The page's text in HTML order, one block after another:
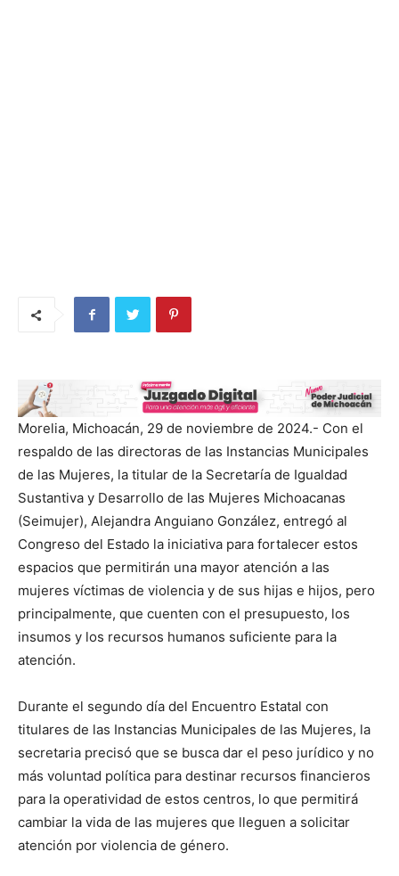
Morelia, Michoacán, 29 de noviembre de 2024.- Con el
respaldo de las directoras de las Instancias Municipales
de las Mujeres, la titular de la Secretaría de Igualdad
Sustantiva y Desarrollo de las Mujeres Michoacanas
(Seimujer), Alejandra Anguiano González, entregó al
Congreso del Estado la iniciativa para fortalecer estos
espacios que permitirán una mayor atención a las
mujeres víctimas de violencia y de sus hijas e hijos, pero
principalmente, que cuenten con el presupuesto, los
insumos y los recursos humanos suficiente para la
atención.
Durante el segundo día del Encuentro Estatal con
titulares de las Instancias Municipales de las Mujeres, la
secretaria precisó que se busca dar el peso jurídico y no
más voluntad política para destinar recursos financieros
para la operatividad de estos centros, lo que permitirá
cambiar la vida de las mujeres que lleguen a solicitar
atención por violencia de género.